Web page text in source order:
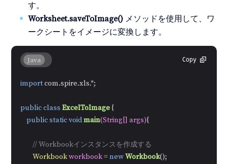
す。
Worksheet.saveToImage() メソッドを使用して、ワ
ークシートをイメージに変換します。
Java Copy
import com.spire.xls.*;
publicclass ExcelToImage {
publicstaticvoidmain(String[] args){
// Workbookインスタンスを作成する
Workbookworkbook=newWorkbook();